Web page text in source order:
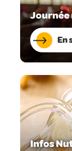
Journée
En
Infos